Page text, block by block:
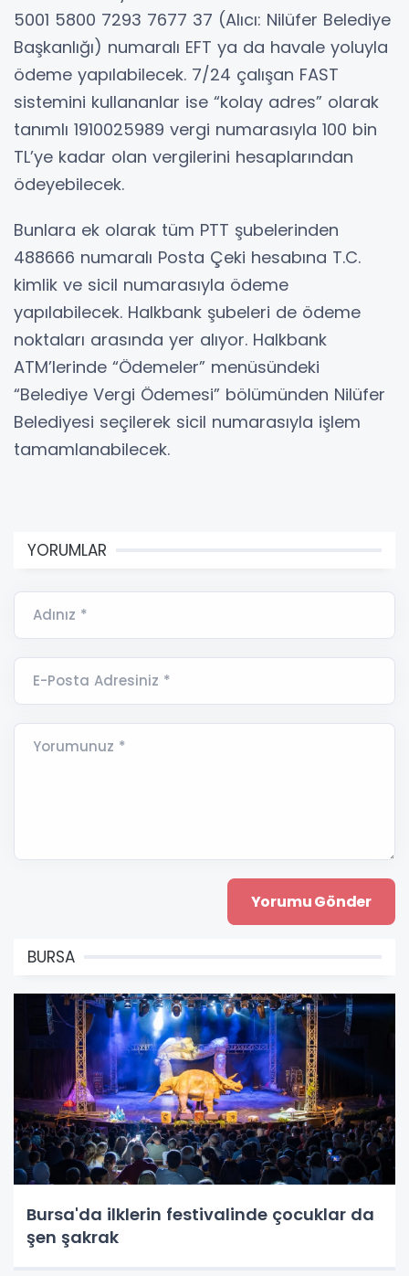
5001 5800 7293 7677 37 (Alıcı: Nilüfer Belediye
Başkanlığı) numaralı EFT ya da havale yoluyla
ödeme yapılabilecek. 7/24 çalışan FAST
sistemini kullananlar ise “kolay adres” olarak
tanımlı 1910025989 vergi numarasıyla 100 bin
TL’ye kadar olan vergilerini hesaplarından
ödeyebilecek.
Bunlara ek olarak tüm PTT şubelerinden
488666 numaralı Posta Çeki hesabına T.C.
kimlik ve sicil numarasıyla ödeme
yapılabilecek. Halkbank şubeleri de ödeme
noktaları arasında yer alıyor. Halkbank
ATM’lerinde “Ödemeler” menüsündeki
“Belediye Vergi Ödemesi” bölümünden Nilüfer
Belediyesi seçilerek sicil numarasıyla işlem
tamamlanabilecek.
YORUMLAR
Adınız *
E-Posta Adresiniz *
Yorumunuz *
BURSA
Bursa'da ilklerin festivalinde çocuklar da
şen şakrak